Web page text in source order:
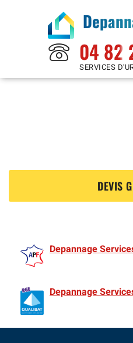
04 82
SERVICES
DEVIS
Depannage
Depannage